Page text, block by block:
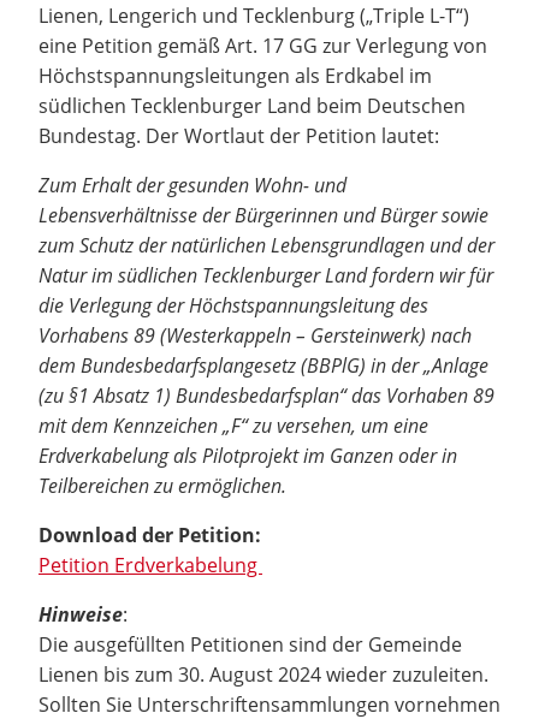
Lienen, Lengerich und Tecklenburg („Triple L-T“)
eine Petition gemäß Art. 17 GG zur Verlegung von
Höchstspannungsleitungen als Erdkabel im
südlichen Tecklenburger Land beim Deutschen
Bundestag. Der Wortlaut der Petition lautet:
Zum Erhalt der gesunden Wohn- und
Lebensverhältnisse der Bürgerinnen und Bürger sowie
zum Schutz der natürlichen Lebensgrundlagen und der
Natur im südlichen Tecklenburger Land fordern wir für
die Verlegung der Höchstspannungsleitung des
Vorhabens 89 (Westerkappeln – Gersteinwerk) nach
dem Bundesbedarfsplangesetz (BBPlG) in der „Anlage
(zu §1 Absatz 1) Bundesbedarfsplan“ das Vorhaben 89
mit dem Kennzeichen „F“ zu versehen, um eine
Erdverkabelung als Pilotprojekt im Ganzen oder in
Teilbereichen zu ermöglichen.
Download der Petition:
Petition Erdverkabelung
Hinweise:
Die ausgefüllten Petitionen sind der Gemeinde
Lienen bis zum 30. August 2024 wieder zuzuleiten.
Sollten Sie Unterschriftensammlungen vornehmen